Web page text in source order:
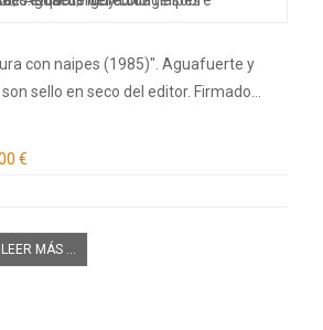
con naipes (1985)". Aguafuerte y
sello en seco del editor. Firmado…
€
LEER MÁS ...